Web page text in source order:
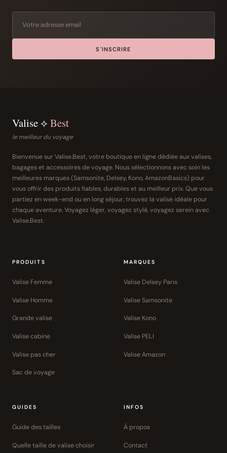
S'INSCRIRE
Valise ⟡ Best
le meilleur du voyage
Bienvenue sur Valise.Best, votre boutique en ligne dédiée aux valises,
bagages et accessoires de voyage. Nous sélectionnons avec soin les
meilleures marques (Samsonite, Delsey, Kono, AmazonBasics) pour
vous offrir des produits fiables, durables et au meilleur prix. Que vous
partiez en week-end ou en long séjour, trouvez la valise idéale pour
chaque aventure. Voyagez léger, voyagez stylé, voyagez serein avec
Valise.Best.
PRODUITS
Valise Femme
Valise Homme
Grande valise
Valise cabine
Valise pas cher
Sac de voyage
MARQUES
Valise Delsey Paris
Valise Samsonite
Valise Kono
Valise PELI
Valise Amazon
GUIDES
Guide des tailles
Quelle taille de valise choisir
INFOS
À propos
Contact